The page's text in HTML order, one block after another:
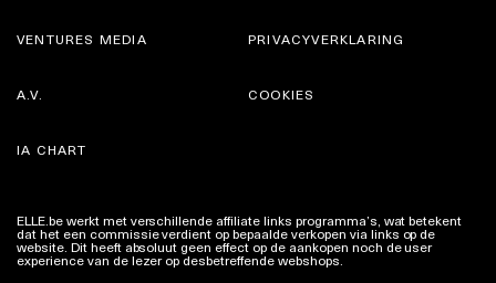
VENTURES MEDIA PRIVACYVERKLARING
A.V.
IA CHART
COOKIES
ELLE.be werkt met verschillende affiliate links programma’s, wat betekent
dat het een commissie verdient op bepaalde verkopen via links op de
website. Dit heeft absoluut geen effect op de aankopen noch de user
experience van de lezer op desbetreffende webshops.